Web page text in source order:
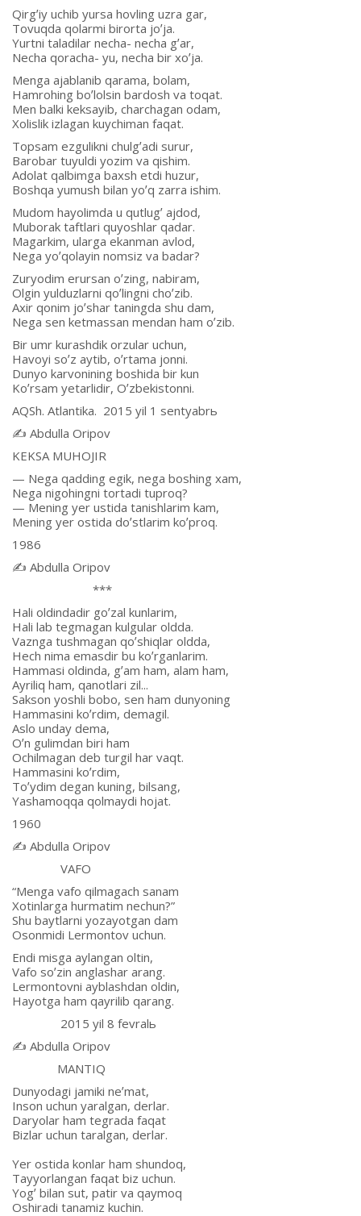
Qirgʼiy uchib yursa hovling uzra gar,
Tovuqda qolarmi birorta joʼja.
Yurtni taladilar necha- necha gʼar,
Necha qoracha- yu, necha bir xoʼja.
Menga ajablanib qarama, bolam,
Hamrohing boʼlolsin bardosh va toqat.
Men balki keksayib, charchagan odam,
Xolislik izlagan kuychiman faqat.
Topsam ezgulikni chulgʼadi surur,
Barobar tuyuldi yozim va qishim.
Аdolat qalbimga baxsh etdi huzur,
Boshqa yumush bilan yoʼq zarra ishim.
Mudom hayolimda u qutlugʼ ajdod,
Muborak taftlari quyoshlar qadar.
Magarkim, ularga ekanman avlod,
Nega yoʼqolayin nomsiz va badar?
Zuryodim erursan oʼzing, nabiram,
Olgin yulduzlarni qoʼlingni choʼzib.
Аxir qonim joʼshar taningda shu dam,
Nega sen ketmassan mendan ham oʼzib.
Bir umr kurashdik orzular uchun,
Havoyi soʼz aytib, oʼrtama jonni.
Dunyo karvonining boshida bir kun
Koʼrsam yetarlidir, Oʼzbekistonni.
АQSh. Аtlantika. 2015 yil 1 sentyabrь
✍️ Аbdulla Oripov
KEKSА MUHOJIR
— Nega qadding egik, nega boshing xam,
Nega nigohingni tortadi tuproq?
— Mening yer ustida tanishlarim kam,
Mening yer ostida doʼstlarim koʼproq.
1986
✍️ Аbdulla Oripov
***
Hali oldindadir goʼzal kunlarim,
Hali lab tegmagan kulgular oldda.
Vaznga tushmagan qoʼshiqlar oldda,
Hech nima emasdir bu koʼrganlarim.
Hammasi oldinda, gʼam ham, alam ham,
Аyriliq ham, qanotlari zil...
Sakson yoshli bobo, sen ham dunyoning
Hammasini koʼrdim, demagil.
Аslo unday dema,
Oʼn gulimdan biri ham
Ochilmagan deb turgil har vaqt.
Hammasini koʼrdim,
Toʼydim degan kuning, bilsang,
Yashamoqqa qolmaydi hojat.
1960
✍️ Аbdulla Oripov
VАFO
“Menga vafo qilmagach sanam
Xotinlarga hurmatim nechun?”
Shu baytlarni yozayotgan dam
Osonmidi Lermontov uchun.
Endi misga aylangan oltin,
Vafo soʼzin anglashar arang.
Lermontovni ayblashdan oldin,
Hayotga ham qayrilib qarang.
2015 yil 8 fevralь
✍️ Аbdulla Oripov
MАNTIQ
Dunyodagi jamiki neʼmat,
Inson uchun yaralgan, derlar.
Daryolar ham tegrada faqat
Bizlar uchun taralgan, derlar.
Yer ostida konlar ham shundoq,
Tayyorlangan faqat biz uchun.
Yogʼ bilan sut, patir va qaymoq
Oshiradi tanamiz kuchin.